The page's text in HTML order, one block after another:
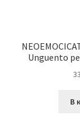
Unguento
В